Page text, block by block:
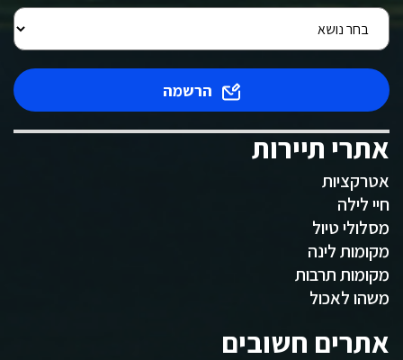
הרשמה
אתרי תיירות
אטרקציות
חיי לילה
מסלולי טיול
מקומות לינה
מקומות תרבות
משהו לאכול
אתרים חשובים